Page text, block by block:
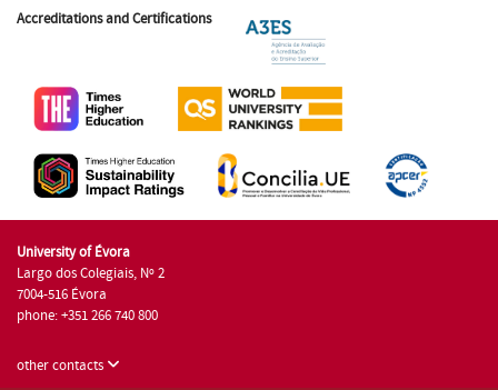
Accreditations and Certifications
University of Évora
Largo dos Colegiais, Nº 2
7004-516 Évora
phone: +351 266 740 800
other contacts